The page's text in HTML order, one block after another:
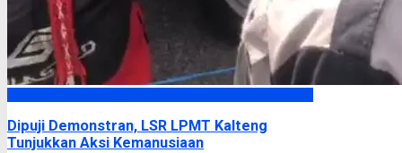
Dipuji Demonstran, LSR LPMT Kalteng
Tunjukkan Aksi Kemanusiaan